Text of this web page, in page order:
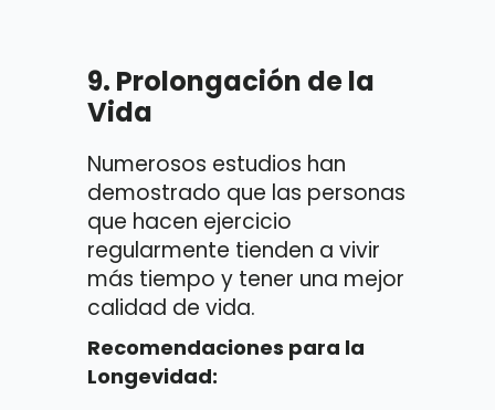
9. Prolongación de la
Vida
Numerosos estudios han
demostrado que las personas
que hacen ejercicio
regularmente tienden a vivir
más tiempo y tener una mejor
calidad de vida.
Recomendaciones para la
Longevidad: